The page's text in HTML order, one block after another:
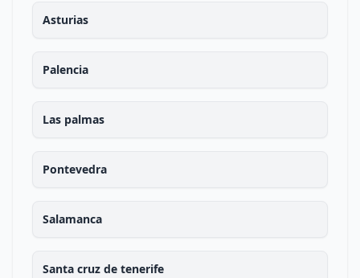
Asturias
Palencia
Las palmas
Pontevedra
Salamanca
Santa cruz de tenerife